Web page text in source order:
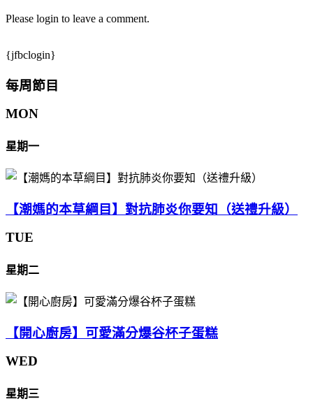
Please login to leave a comment.
{jfbclogin}
每周節目
MON
星期一
【潮媽的本草綱目】對抗肺炎你要知（送禮升級）
TUE
星期二
【開心廚房】可愛滿分爆谷杯子蛋糕
WED
星期三